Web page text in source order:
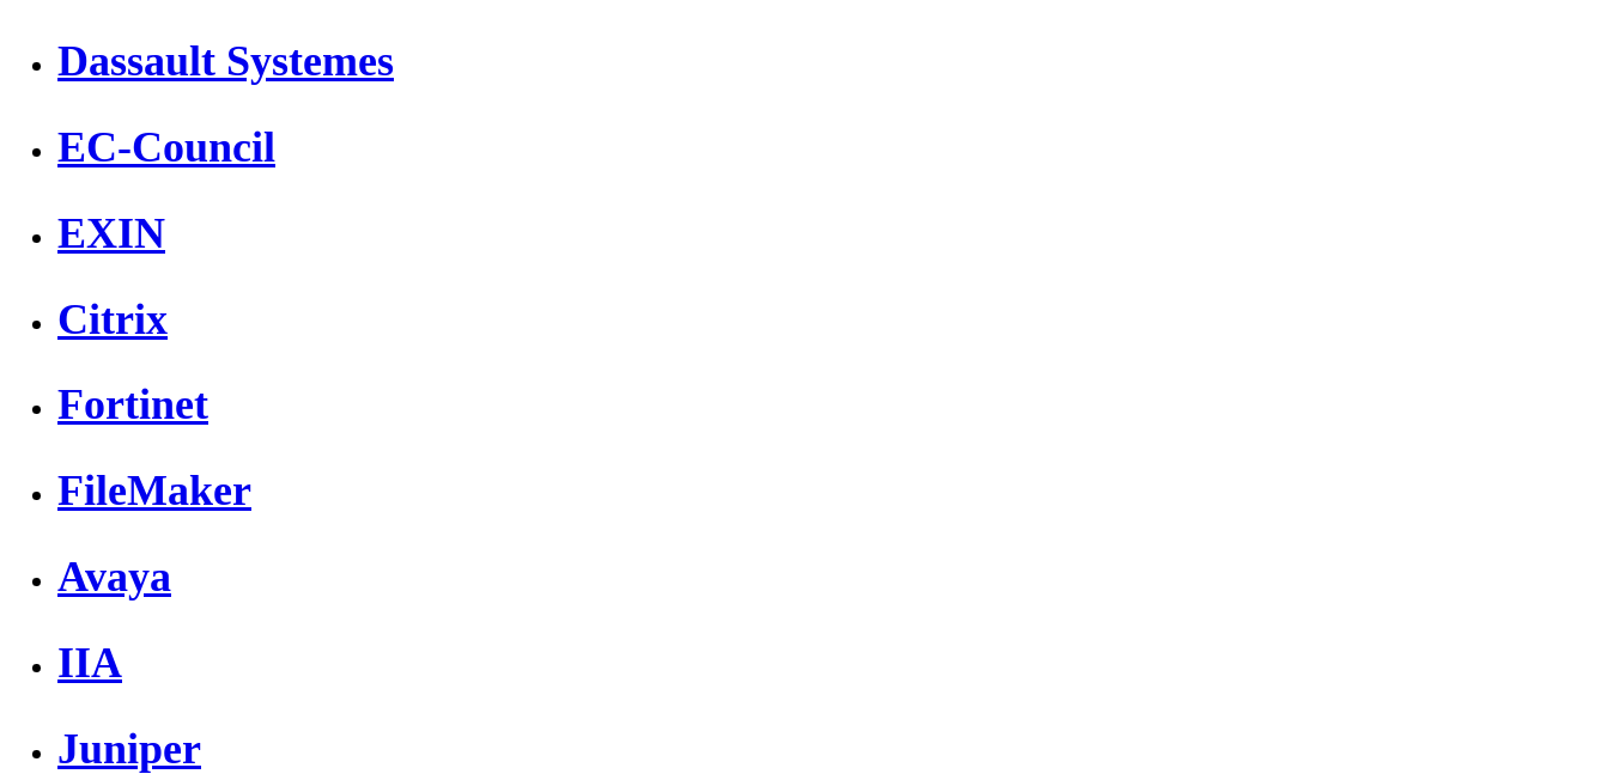
Dassault Systemes
EC-Council
EXIN
Citrix
Fortinet
FileMaker
Avaya
IIA
Juniper